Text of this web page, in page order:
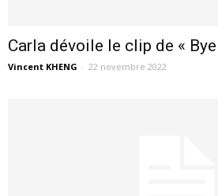
Carla dévoile le clip de « Bye
Vincent KHENG - 22 novembre 2022